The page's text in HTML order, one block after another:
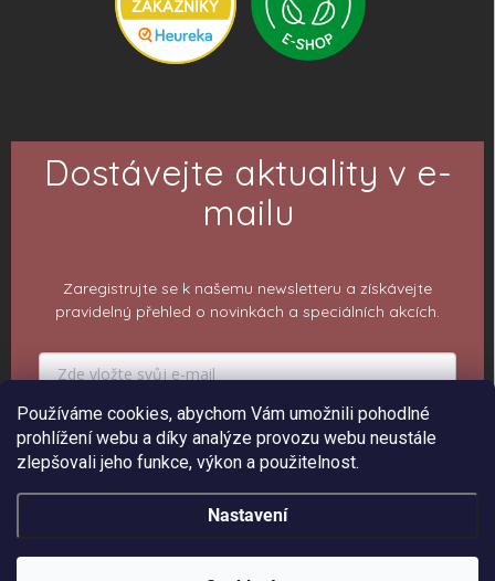
Používáme cookies, abychom Vám umožnili pohodlné
prohlížení webu a díky analýze provozu webu neustále
zlepšovali jeho funkce, výkon a použitelnost.
Nastavení
Dostávejte aktuality v e-
mailu
Zaregistrujte se k našemu newsletteru a získávejte
pravidelný přehled o novinkách a speciálních akcích.
PŘIHLÁSIT K ODBĚRU
Copyright 2026ePiPí - Prodejna radostí. Všechna práva vyhrazena.Upravit
nastavení cookies